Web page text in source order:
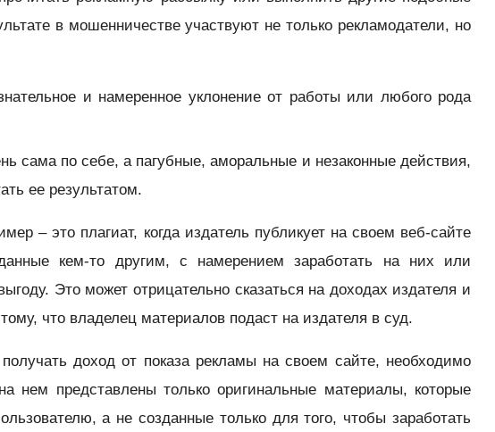
в мошенничестве участвуют не только рекламодатели, но
и намеренное уклонение от работы или любого рода
сама по себе, а пагубные, аморальные и незаконные действия,
ее результатом.
– это плагиат, когда издатель публикует на своем веб-сайте
кем-то другим, с намерением заработать на них или
Это может отрицательно сказаться на доходах издателя и
что владелец материалов подаст на издателя в суд.
доход от показа рекламы на своем сайте, необходимо
нем представлены только оригинальные материалы, которые
а не созданные только для того, чтобы заработать